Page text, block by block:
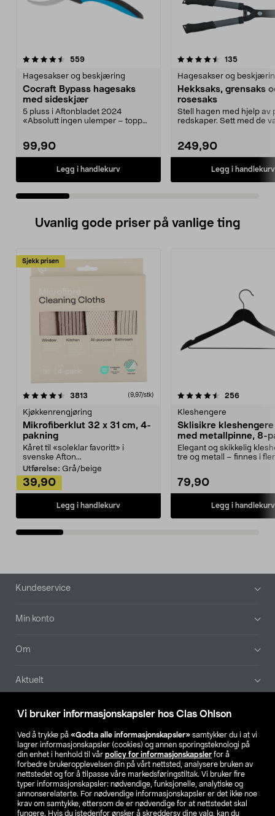
Vi bruker informasjonskapsler hos Clas Ohlson
Ved å trykke på «Godta alle informasjonskapsler» samtykker du i at vi
lagrer informasjonskapsler (cookies) og annen sporingsteknologi på
din enhet i henhold til vår policy for informasjonskapsler for å
forbedre brukeropplevelsen din på vårt nettsted, analysere bruken av
nettstedet og for å tilpasse våre markedsføringstiltak. Vi bruker fire
typer informasjonskapsler: nødvendige, funksjonelle, analytiske og
annonserelaterte. For nødvendige informasjonskapsler er det ikke noe
krav om samtykke, ettersom de er nødvendige for at nettstedet skal
fungere. Hvis du istedenfor ønsker å skreddersy dine valg, kan du
559anmeldelser
Hagesakser og beskjæring
Cocraft Bypass hagesaks
med sideskjær
5 pluss i Aftonbladet 2024
«Absolutt ingen ulemper – topp
99,90
Legg i handlekurv
4.5 av 5 stjerner 135
Hagesakser og
Hekksaks, grensaks
rosesaks
Stell hagen med hjelp av
redskaper. Sett med de
249,90
Legg i handlekurv
5.0 av 5 stjerner
Uvanlig gode priser på vanlige ting
Sjekk prisen
3813 anmeldelser(9,97/stk)
Kjøkkenrengjøring
Mikrofiberklut 32 x 31 cm, 4-
pakning
Kåret til «soleklar favoritt» i
svenske Afton...
Utførelse: Grå/beige
39,90
Legg i handlekurv
4.5av 5 stjerner 256
Kleshengere
Sklisikre
med metallpinne, 8-
Elegant og skikkelig
tre og metall – finnes i
79,90
Legg i handlekurv
4.5av 5 stjerner
Bunntekst
Kundeservice
Min konto
Om
Aktuelt
Våre selskaper
Finn din butikk
SE NO FI